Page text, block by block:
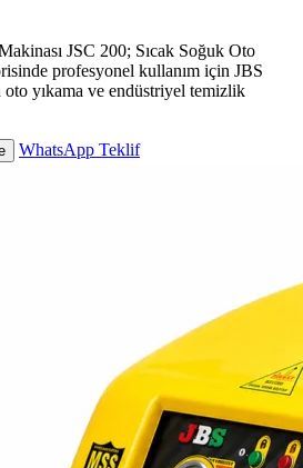
JSC 200; Sıcak Soğuk Oto
profesyonel kullanım için JBS
yıkama ve endüstriyel temizlik
WhatsApp Teklif